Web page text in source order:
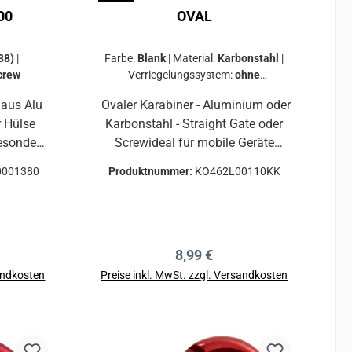
|
Alu
Hülse
OVAL
Farbe: Blank | Material: Karbonstahl |
Verriegelungssystem:ohne
Ovaler Karabiner - Aluminium oder
Karbonstahl - Straight Gate oder
Screwideal für mobile Geräte
Fallsicherungsgeräte...).Mit
LängsBL QuerBL offenA mmB
mmC mmD mmE mm(710)
Produktnummer: KO462L00110KK
Regulärer Preis:
8,99 €
Preise inkl. MwSt. zzgl. Versandkosten